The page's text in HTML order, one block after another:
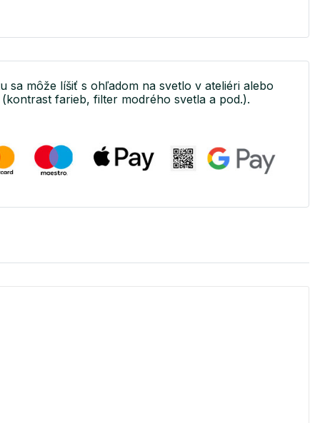
môže líšiť s ohľadom na svetlo v ateliéri alebo
farieb, filter modrého svetla a pod.).